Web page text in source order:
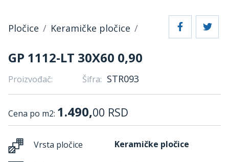
Pločice Keramičke pločice
GP 1112-LT 30X60 0,90
Proizvođač: Šifra: STR093
Cena po m2: 1.490,00 RSD
Vrsta pločice Keramičke pločice